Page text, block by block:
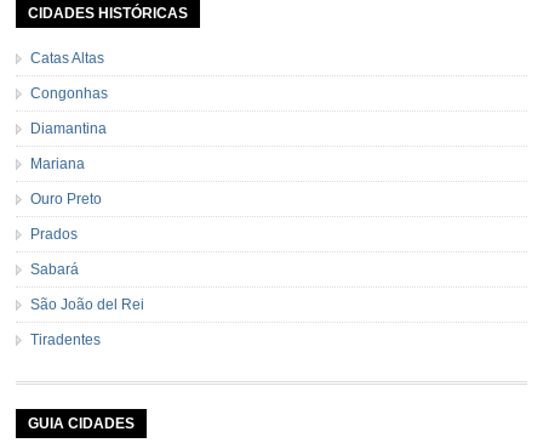
CIDADES HISTÓRICAS
Catas Altas
Congonhas
Diamantina
Mariana
Ouro Preto
Prados
Sabará
São João del Rei
Tiradentes
GUIA CIDADES